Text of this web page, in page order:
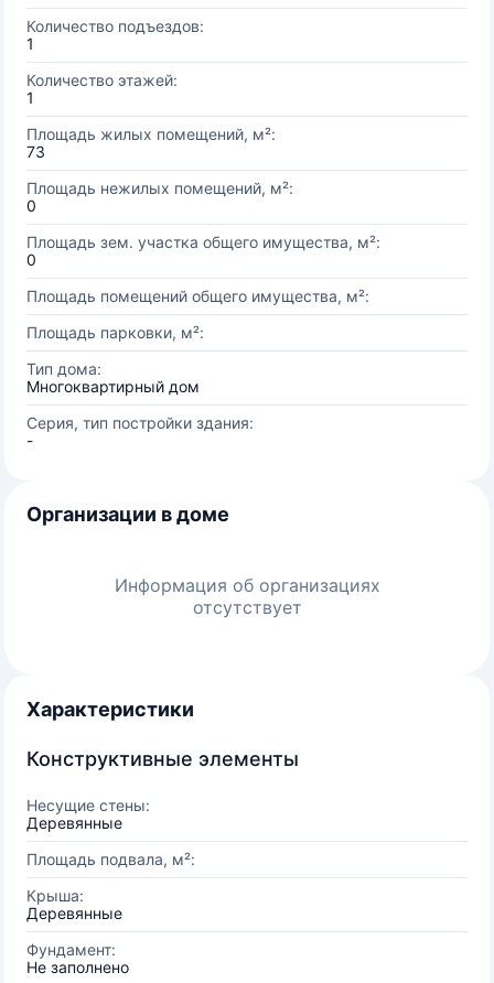
Количество подъездов:
1
Количество этажей:
1
Площадь жилых помещений, м²:
73
Площадь нежилых помещений, м²:
0
Площадь зем. участка общего имущества, м²:
0
Площадь помещений общего имущества, м²:
Площадь парковки, м²:
Тип дома:
Многоквартирный дом
Серия, тип постройки здания:
-
Организации в доме
Информация об организациях
отсутствует
Характеристики
Конструктивные элементы
Несущие стены:
Деревянные
Площадь подвала, м²:
Крыша:
Деревянные
Фундамент:
Не заполнено